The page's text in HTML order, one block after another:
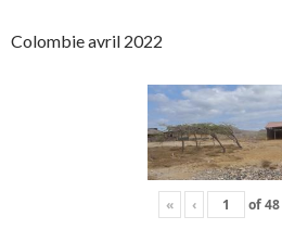
Colombie avril 2022
« ‹ of48